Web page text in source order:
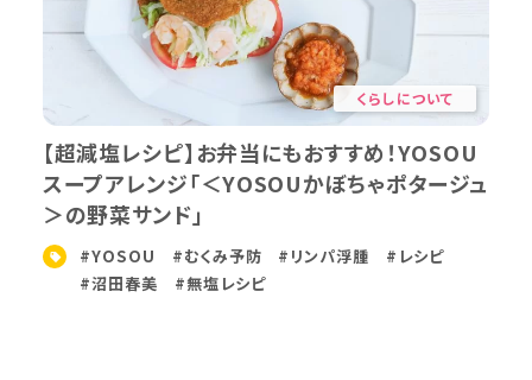
くらしについて
【超減塩レシピ】お弁当にもおすすめ！YOSOU
スープアレンジ「＜YOSOUかぼちゃポタージュ
＞の野菜サンド」
#YOSOU #むくみ予防 #リンパ浮腫
#レシピ
#沼田春美
#無塩レシピ